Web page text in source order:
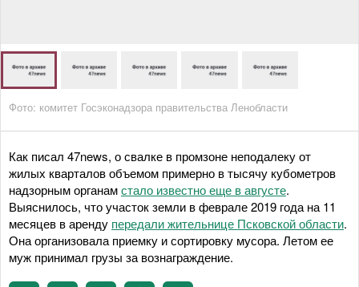
Фото: комитет Госэконадзора правительства Ленобласти
Как писал 47news, о свалке в промзоне неподалеку от
жилых кварталов объемом примерно в тысячу кубометров
надзорным органамстало известно еще в августе.
Выяснилось, что участок земли в феврале 2019 года на 11
месяцев в аренду передали жительнице Псковской области.
Она организовала приемку и сортировку мусора. Летом ее
муж принимал грузы за вознаграждение.